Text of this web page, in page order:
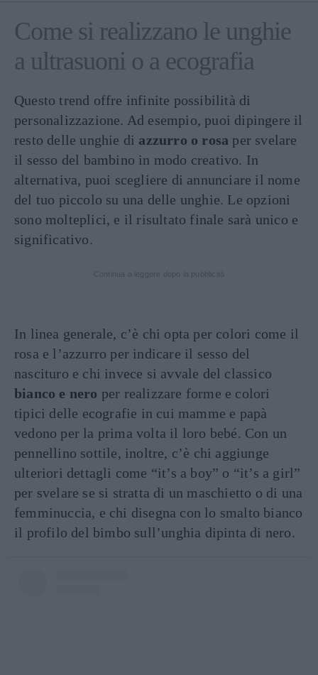
Come si realizzano le unghie
a ultrasuoni o a ecografia
Questo trend offre infinite possibilità di
personalizzazione. Ad esempio, puoi dipingere il
resto delle unghie di azzurro o rosa per svelare
il sesso del bambino in modo creativo. In
alternativa, puoi scegliere di annunciare il nome
del tuo piccolo su una delle unghie. Le opzioni
sono molteplici, e il risultato finale sarà unico e
significativo.
In linea generale, c’è chi opta per colori come il
rosa e l’azzurro per indicare il sesso del
nascituro e chi invece si avvale del classico
bianco e nero per realizzare forme e colori
tipici delle ecografie in cui mamme e papà
vedono per la prima volta il loro bebé. Con un
pennellino sottile, inoltre, c’è chi aggiunge
ulteriori dettagli come “it’s a boy” o “it’s a girl”
per svelare se si stratta di un maschietto o di una
femminuccia, e chi disegna con lo smalto bianco
il profilo del bimbo sull’unghia dipinta di nero.